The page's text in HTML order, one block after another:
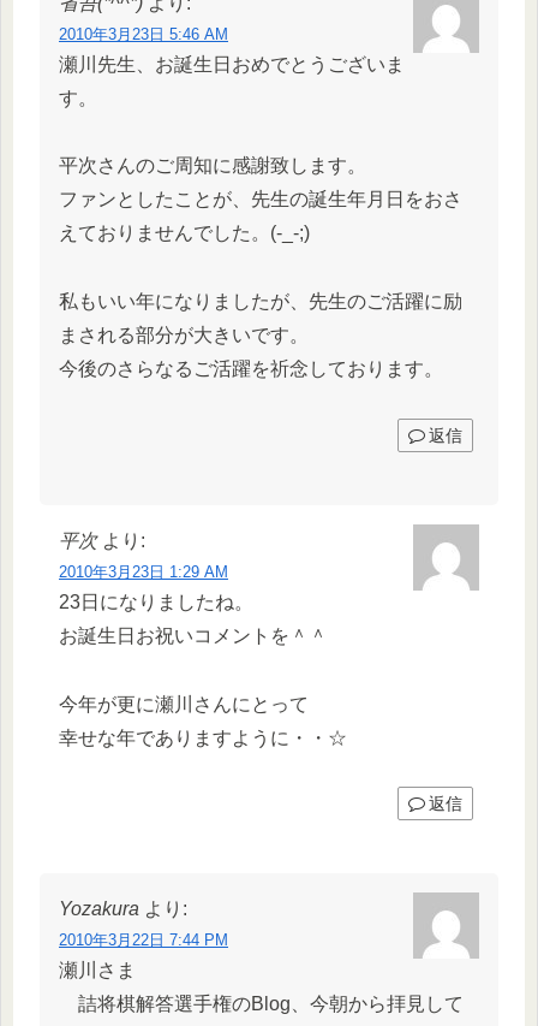
2010年3月23日 5:46 AM
瀬川先生、お誕生日おめでとうございま
す。
平次さんのご周知に感謝致します。
ファンとしたことが、先生の誕生年月日をおさ
えておりませんでした。(-_-;)
私もいい年になりましたが、先生のご活躍に励
まされる部分が大きいです。
今後のさらなるご活躍を祈念しております。
返信
平次 より:
2010年3月23日 1:29 AM
23日になりましたね。
お誕生日お祝いコメントを＾＾
今年が更に瀬川さんにとって
幸せな年でありますように・・☆
返信
Yozakura より:
2010年3月22日 7:44 PM
瀬川さま
詰将棋解答選手権のBlog、今朝から拝見して